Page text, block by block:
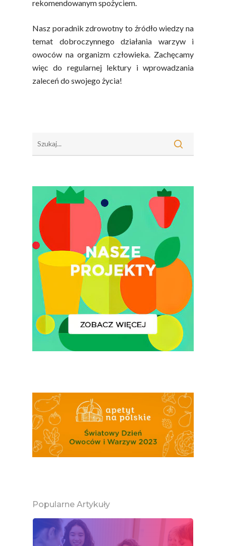
rekomendowanym spożyciem.
Nasz poradnik zdrowotny to źródło wiedzy na
temat dobroczynnego działania warzyw i
owoców na organizm człowieka. Zachęcamy
więc do regularnej lektury i wprowadzania
zaleceń do swojego życia!
Popularne Artykuły
Składniki Odżywcze
Biodostępność
Okiem Eksperta
Uroda
Przepisy
Program
Edukacyjny
# Wybieram
Lub Soku
Certyfikowany
Narodowe Badania
Konsumpcji Warzyw
Owoców
Nutriscore Fakty
Federacja
Związków
Rolnych – Ziemniaki
Jedz Owoce I
Nich Największa
Ziemniak
Jemy Eko Warzywa I
Owoce
Polskie Forum
Warzywa I Owoce
Super Moce